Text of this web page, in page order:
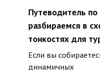
Путеводитель
разбираемся в
тонкостях для
Если вы
динамичных